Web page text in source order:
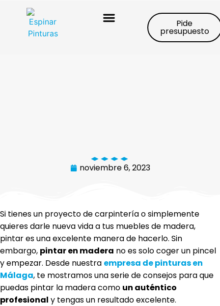
Pide
presupuesto
noviembre 6, 2023
Si tienes un proyecto de carpintería o simplemente
quieres darle nueva vida a tus muebles de madera,
pintar es una excelente manera de hacerlo. Sin
embargo, pintar en madera no es solo coger un pincel
y empezar. Desde nuestra empresa de pinturas en
Málaga, te mostramos una serie de consejos para que
puedas pintar la madera como un auténtico
profesional y tengas un resultado excelente.